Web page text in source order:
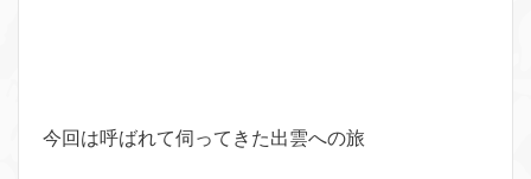
今回は呼ばれて伺ってきた出雲への旅